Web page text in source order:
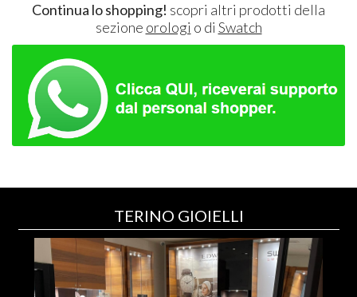
Continua lo shopping! scopri altri prodotti della
sezione orologi o di Swatch
TERINO GIOIELLI